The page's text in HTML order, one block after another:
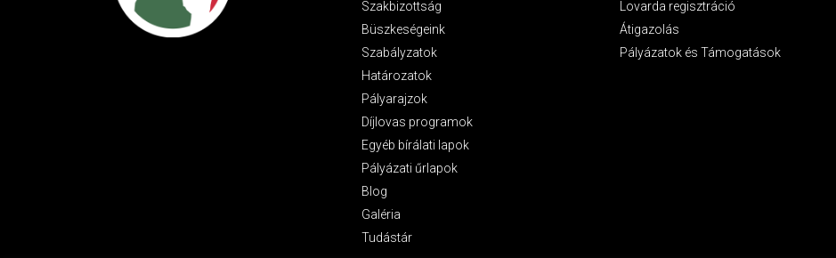
Szakbizottság
Büszkeségeink
Szabályzatok
Határozatok
Pályarajzok
Díjlovas programok
Egyéb bírálati lapok
Pályázati űrlapok
Blog
Galéria
Tudástár
Lovarda regisztráció
Átigazolás
Pályázatok és Támogatások